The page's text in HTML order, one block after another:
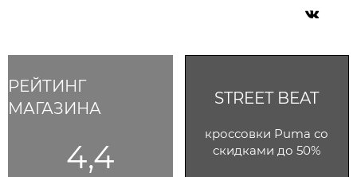
РЕЙТИНГ
МАГАЗИНА
4,4
STREET BEAT
кроссовки Puma со
скидками до 50%